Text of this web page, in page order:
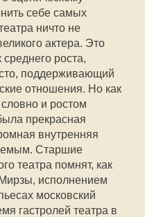
себе самых
ничто не
актера. Это
роста,
поддерживающий
отношения. Но как
и ростом
прекрасная
внутренняя
Старшие
театра помнят, как
исполнением
московский
гастролей театра в